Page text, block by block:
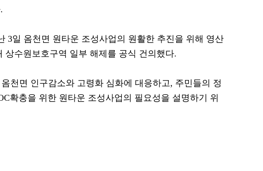
3일 옴천면 원타운 조성사업의 원활한 추진을 위해 영산
상수원보호구역 일부 해제를 공식 건의했다.
천면 인구감소와 고령화 심화에 대응하고, 주민들의 정
확충을 위한 원타운 조성사업의 필요성을 설명하기 위